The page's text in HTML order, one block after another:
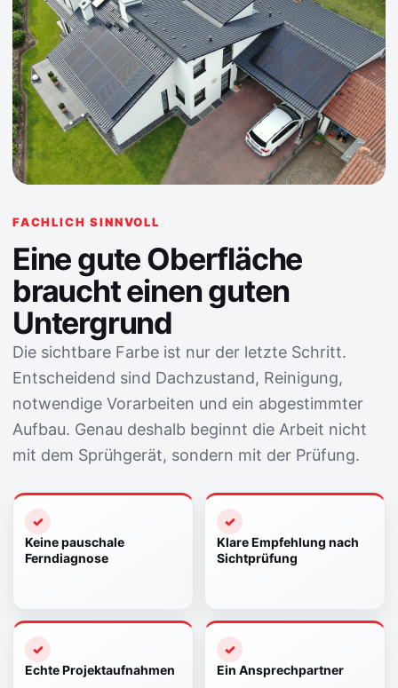
FACHLICH SINNVOLL
Eine gute Oberfläche
braucht einen guten
Untergrund
Die sichtbare Farbe ist nur der letzte Schritt.
Entscheidend sind Dachzustand, Reinigung,
notwendige Vorarbeiten und ein abgestimmter
Aufbau. Genau deshalb beginnt die Arbeit nicht
mit dem Sprühgerät, sondern mit der Prüfung.
Keine pauschale
Ferndiagnose
Klare Empfehlung nach
Sichtprüfung
Echte Projektaufnahmen Ein Ansprechpartner